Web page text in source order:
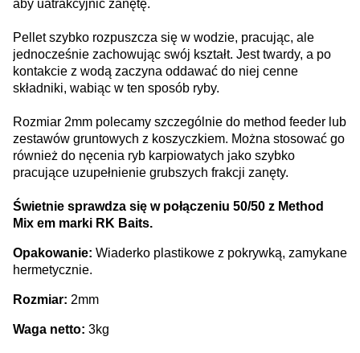
aby uatrakcyjnić zanętę.
Pellet szybko rozpuszcza się w wodzie, pracując, ale
jednocześnie zachowując swój kształt. Jest twardy, a po
kontakcie z wodą zaczyna oddawać do niej cenne
składniki, wabiąc w ten sposób ryby.
Rozmiar 2mm polecamy szczególnie do method feeder lub
zestawów gruntowych z koszyczkiem. Można stosować go
również do nęcenia ryb karpiowatych jako szybko
pracujące uzupełnienie grubszych frakcji zanęty.
Świetnie sprawdza się w połączeniu 50/50 z Method
Mix em marki RK Baits.
Opakowanie: Wiaderko plastikowe z pokrywką, zamykane
hermetycznie.
Rozmiar: 2mm
Waga netto: 3kg